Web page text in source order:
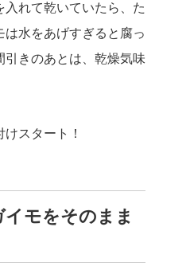
入れて乾いていたら、た
は水をあげすぎると腐っ
引きのあとは、乾燥気味
スタート！
モをそのまま